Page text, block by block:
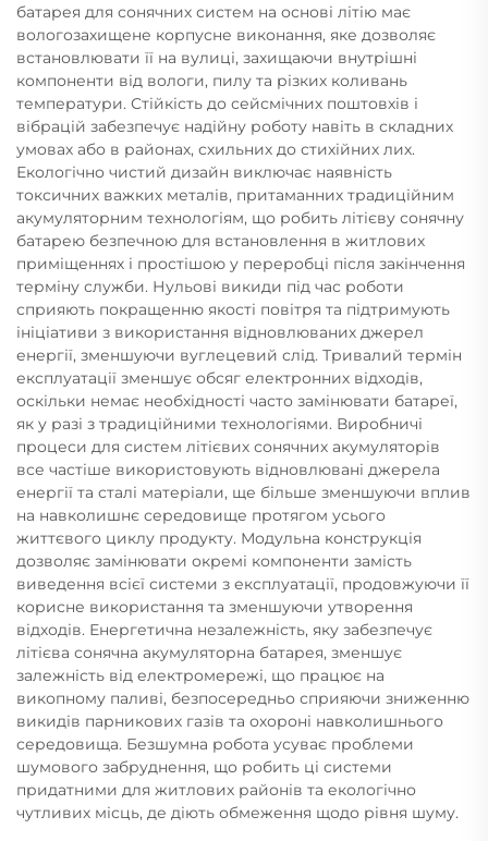
батарея для сонячних систем на основі літію має
вологозахищене корпусне виконання, яке дозволяє
встановлювати її на вулиці, захищаючи внутрішні
компоненти від вологи, пилу та різких коливань
температури. Стійкість до сейсмічних поштовхів і
вібрацій забезпечує надійну роботу навіть в складних
умовах або в районах, схильних до стихійних лих.
Екологічно чистий дизайн виключає наявність
токсичних важких металів, притаманних традиційним
акумуляторним технологіям, що робить літієву сонячну
батарею безпечною для встановлення в житлових
приміщеннях і простішою у переробці після закінчення
терміну служби. Нульові викиди під час роботи
сприяють покращенню якості повітря та підтримують
ініціативи з використання відновлюваних джерел
енергії, зменшуючи вуглецевий слід. Тривалий термін
експлуатації зменшує обсяг електронних відходів,
оскільки немає необхідності часто замінювати батареї,
як у разі з традиційними технологіями. Виробничі
процеси для систем літієвих сонячних акумуляторів
все частіше використовують відновлювані джерела
енергії та сталі матеріали, ще більше зменшуючи вплив
на навколишнє середовище протягом усього
життєвого циклу продукту. Модульна конструкція
дозволяє замінювати окремі компоненти замість
виведення всієї системи з експлуатації, продовжуючи її
корисне використання та зменшуючи утворення
відходів. Енергетична незалежність, яку забезпечує
літієва сонячна акумуляторна батарея, зменшує
залежність від електромережі, що працює на
викопному паливі, безпосередньо сприяючи зниженню
викидів парникових газів та охороні навколишнього
середовища. Безшумна робота усуває проблеми
шумового забруднення, що робить ці системи
придатними для житлових районів та екологічно
чутливих місць, де діють обмеження щодо рівня шуму.